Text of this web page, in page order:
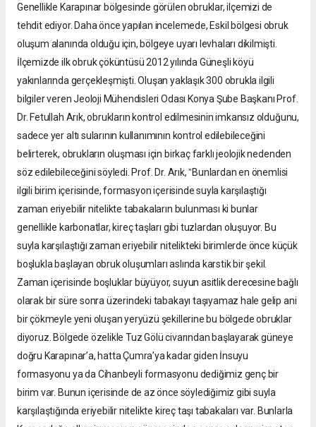
Genellikle Karapınar bölgesinde görülen obruklar, ilçemizi de
tehdit ediyor. Daha önce yapılan incelemede, Eskil bölgesi obruk
oluşum alanında olduğu için, bölgeye uyarı levhaları dikilmişti.
İlçemizde ilk obruk çöküntüsü 2012 yılında Güneşli köyü
yakınlarında gerçekleşmişti. Oluşan yaklaşık 300 obrukla ilgili
bilgiler veren Jeoloji Mühendisleri Odası Konya Şube Başkanı Prof.
Dr. Fetullah Arık, obrukların kontrol edilmesinin imkansız olduğunu,
sadece yer altı sularının kullanımının kontrol edilebileceğini
belirterek, obrukların oluşması için birkaç farklı jeolojik nedenden
söz edilebileceğini söyledi. Prof. Dr. Arık, ˮBunlardan en önemlisi
ilgili birim içerisinde, formasyon içerisinde suyla karşılaştığı
zaman eriyebilir nitelikte tabakaların bulunması ki bunlar
genellikle karbonatlar, kireç taşları gibi tuzlardan oluşuyor. Bu
suyla karşılaştığı zaman eriyebilir nitelikteki birimlerde önce küçük
boşlukla başlayan obruk oluşumları aslında karstik bir şekil.
Zaman içerisinde boşluklar büyüyor, suyun asitlik derecesine bağlı
olarak bir süre sonra üzerindeki tabakayı taşıyamaz hale gelip ani
bir çökmeyle yeni oluşan yeryüzü şekillerine bu bölgede obruklar
diyoruz. Bölgede özelikle Tuz Gölü civarından başlayarak güneye
doğru Karapınar’a, hatta Çumra’ya kadar giden İnsuyu
formasyonu ya da Cihanbeyli formasyonu dediğimiz genç bir
birim var. Bunun içerisinde de az önce söylediğimiz gibi suyla
karşılaştığında eriyebilir nitelikte kireç taşı tabakaları var. Bunlarla